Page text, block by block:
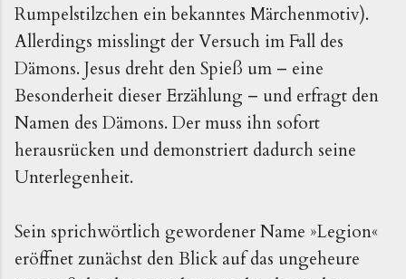
Rumpelstilzchen ein bekanntes Märchenmotiv).
Allerdings misslingt der Versuch im Fall des
Dämons. Jesus dreht den Spieß um – eine
Besonderheit dieser Erzählung – und erfragt den
Namen des Dämons. Der muss ihn sofort
herausrücken und demonstriert dadurch seine
Unterlegenheit.
Sein sprichwörtlich gewordener Name »Legion«
eröffnet zunächst den Blick auf das ungeheure